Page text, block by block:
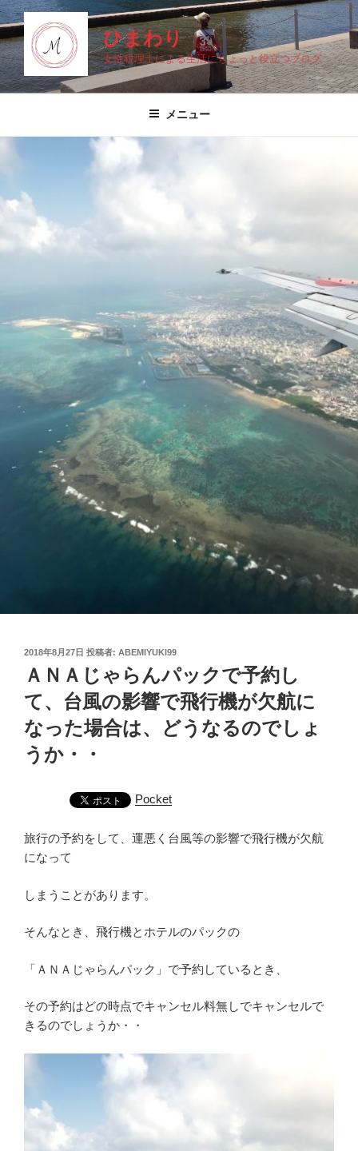
コ
ン
テ
ン
ツ
ひまわり
女性税理士による生活にちょっと役立つブログ
メニュー
投
日:
2018年8月27日 投稿者: ABEMIYUKI99
ＡＮＡじゃらんパックで予約し
て、台風の影響で飛行機が欠航に
なった場合は、どうなるのでしょ
うか・・
Pocket
旅行の予約をして、運悪く台風等の影響で飛行機が欠航
になって
しまうことがあります。
そんなとき、飛行機とホテルのパックの
「ＡＮＡじゃらんパック」で予約しているとき、
その予約はどの時点でキャンセル料無しでキャンセルで
きるのでしょうか・・